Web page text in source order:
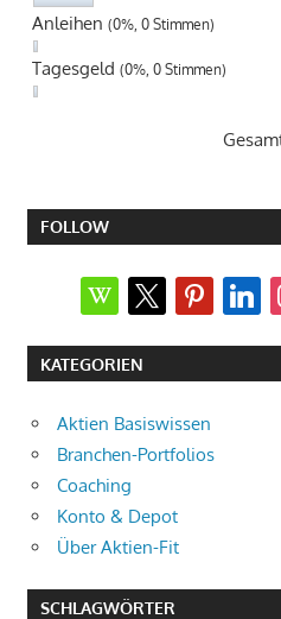
Anleihen (0%, 0 Stimmen)
Tagesgeld (0%, 0 Stimmen)
FOLLOW
wikipedia
x pinterest
KATEGORIEN
Aktien Basiswissen
Branchen-Portfolios
Coaching
Konto & Depot
Über Aktien-Fit
SCHLAGWÖRTER